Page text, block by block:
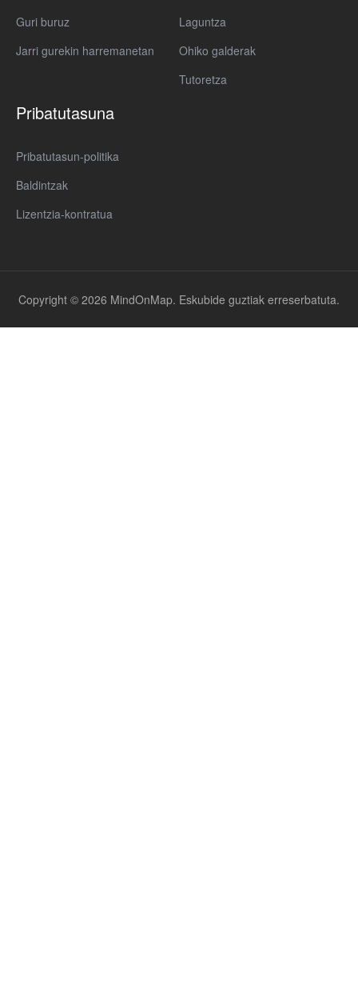
Guri buruz
Jarri gurekin harremanetan
Laguntza
Ohiko galderak
Tutoretza
Pribatutasuna
Pribatutasun-politika
Baldintzak
Lizentzia-kontratua
Copyright © 2026 MindOnMap. Eskubide guztiak erreserbatuta.